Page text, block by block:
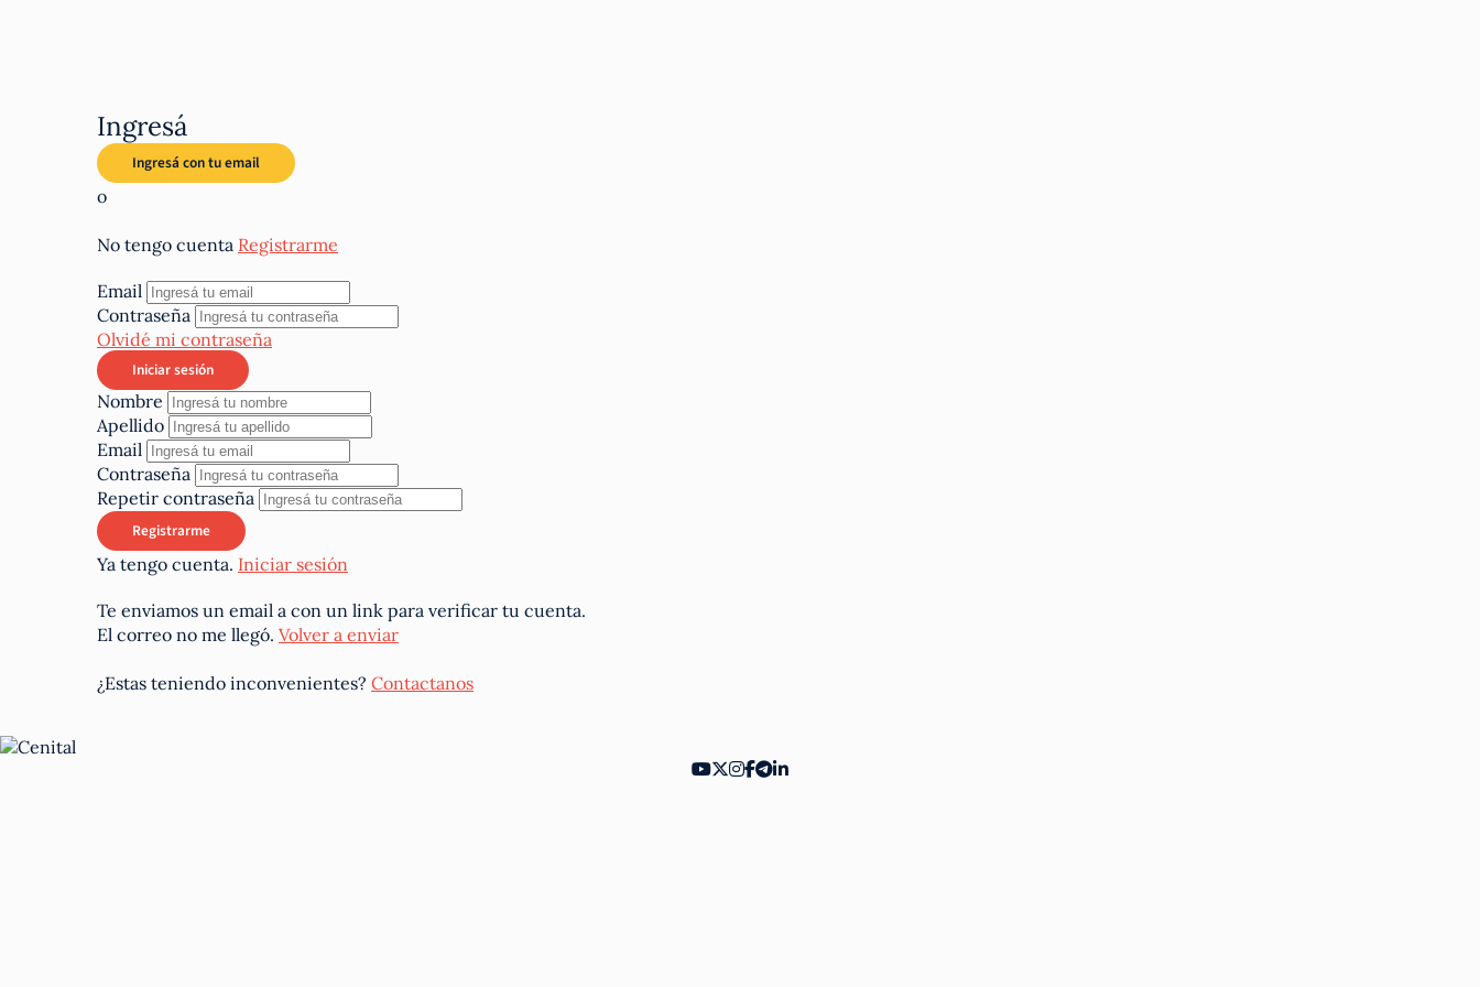
Ingresá
o
No tengo cuenta Registrarme
Email
Contraseña
Olvidé mi contraseña
Nombre
Apellido
Email
Contraseña
Repetir contraseña
Ya tengo cuenta. Iniciar sesión
Te enviamos un email a con un link para verificar tu cuenta.
El correo no me llegó. Volver a enviar
¿Estas teniendo inconvenientes? Contactanos